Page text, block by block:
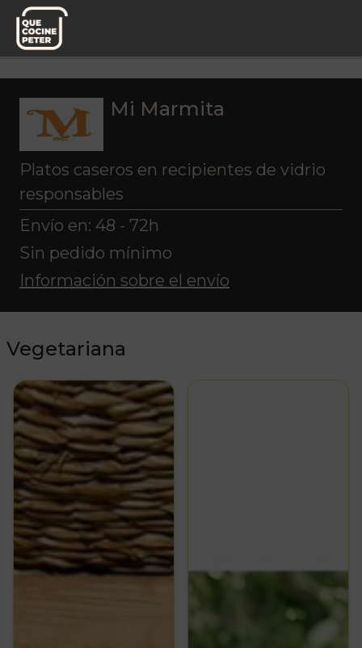
Pedido semanal
Mi Marmita
Platos caseros en recipientes de vidrio
responsables
Envío en: 48 - 72h
Sin pedido mínimo
Información sobre el envío
Vegetariana